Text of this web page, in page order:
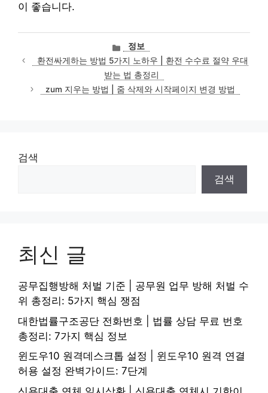
이 좋습니다.
카
테
고
리
정보
환전싸게하는 방법 5가지 노하우 | 환전 수수료 절약 우대
받는 법 총정리
zum 지우는 방법 | 줌 삭제와 시작페이지 변경 방법
검색
검색
최신 글
공무집행방해 처벌 기준 | 공무원 업무 방해 처벌 수
위 총정리: 5가지 핵심 쟁점
대한법률구조공단 전화번호 | 법률 상담 무료 번호
총정리: 7가지 핵심 정보
윈도우10 원격데스크톱 설정 | 윈도우10 원격 연결
허용 설정 완벽가이드: 7단계